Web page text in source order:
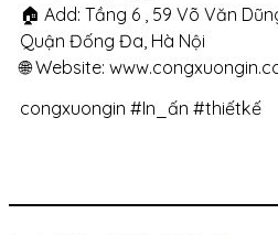
🏠 Add: Tầng 6 , 59 Võ Văn
Quận Đống Đa, Hà Nội
🌐 Website:
congxuongin #In_ấn #thiếtkế